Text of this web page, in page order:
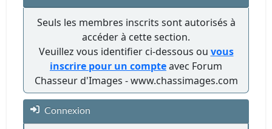
Seuls les membres inscrits sont autorisés à
accéder à cette section.
Veuillez vous identifier ci-dessous ou vous
inscrire pour un compteavec Forum
Chasseur d'Images - www.chassimages.com
Connexion